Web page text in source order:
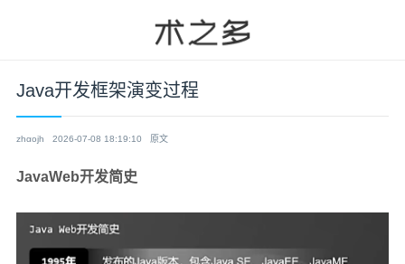
Java开发框架演变过程
zhαojh 2026-07-08 18:19:10 原文
JavaWeb开发简史